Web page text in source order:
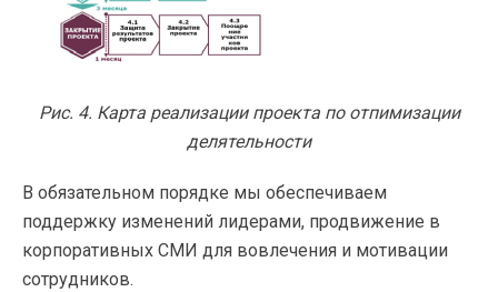
Рис. 4. Карта реализации проекта по отпимизации
делятельности
В обязательном порядке мы обеспечиваем
поддержку изменений лидерами, продвижение в
корпоративных СМИ для вовлечения и мотивации
сотрудников.